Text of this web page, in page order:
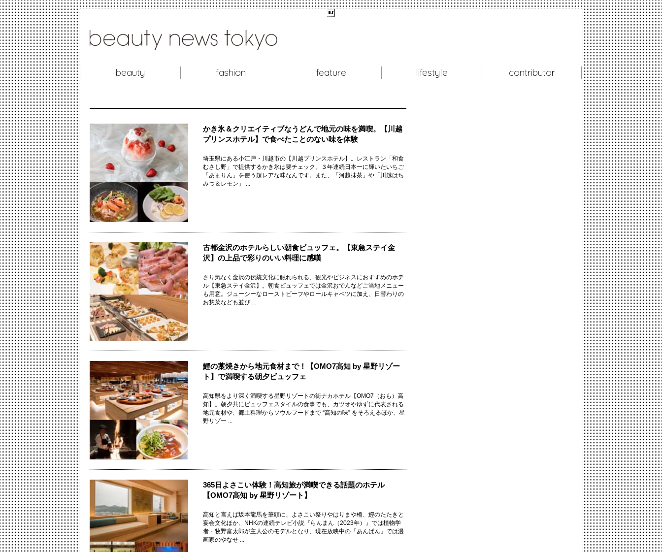

beauty fashion feature lifestyle contributor
かき氷＆クリエイティブなうどんで地元の味を満喫。【川越
プリンスホテル】で食べたことのない味を体験
埼玉県にある小江戸・川越市の【川越プリンスホテル】。レストラン「和食
むさし野」で提供するかき氷は要チェック。３年連続日本一に輝いたいちご
「あまりん」を使う超レアな味なんです。また、「河越抹茶」や「川越はち
みつ＆レモン」 ...
古都金沢のホテルらしい朝食ビュッフェ。【東急ステイ金
沢】の上品で彩りのいい料理に感嘆
さり気なく金沢の伝統文化に触れられる、観光やビジネスにおすすめのホテ
ル【東急ステイ金沢】。朝食ビュッフェでは金沢おでんなどご当地メニュー
も用意。ジューシーなローストビーフやロールキャベツに加え、日替わりの
お惣菜なども並び ...
鰹の藁焼きから地元食材まで！【OMO7高知 by 星野リゾー
ト】で満喫する朝夕ビュッフェ
高知県をより深く満喫する星野リゾートの街ナカホテル【OMO7（おも）高
知】。朝夕共にビュッフェスタイルの食事でも、カツオやゆずに代表される
地元食材や、郷土料理からソウルフードまで “高知の味” をそろえるほか、星
野リゾー ...
365日よさこい体験！高知旅が満喫できる話題のホテル
【OMO7高知 by 星野リゾート】
高知と言えば坂本龍馬を筆頭に、よさこい祭りやはりまや橋、鰹のたたきと
宴会文化ほか、NHKの連続テレビ小説『らんまん（2023年）』では植物学
者・牧野富太郎が主人公のモデルとなり、現在放映中の『あんぱん』では漫
画家のやなせ ...